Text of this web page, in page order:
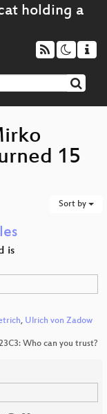
15
Sort by
is
, Ulrich von Zadow
23C3: Who can you trust?